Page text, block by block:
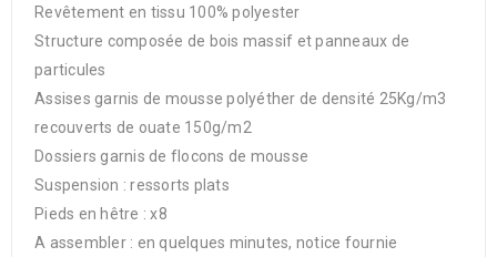
Revêtement en tissu 100% polyester
Structure composée de bois massif et panneaux de
particules
Assises garnis de mousse polyéther de densité 25Kg/m3
recouverts de ouate 150g/m2
Dossiers garnis de flocons de mousse
Suspension : ressorts plats
Pieds en hêtre : x8
A assembler : en quelques minutes, notice fournie